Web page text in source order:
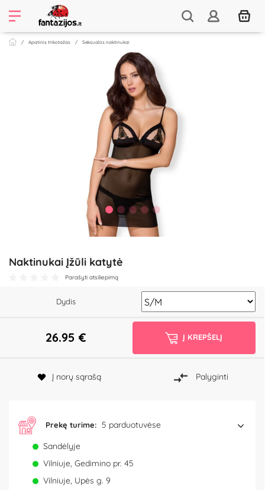
Apatinis trikotažas Seksualūs naktinukai
Naktinukai Įžūli katytė
Parašyti atsiliepimą
Dydis
26.95 € Į KREPŠELĮ
Į norų sąrašą Palyginti
Prekę turime: 5 parduotuvėse
Sandėlyje
Vilniuje, Gedimino pr. 45
Vilniuje, Upės g. 9